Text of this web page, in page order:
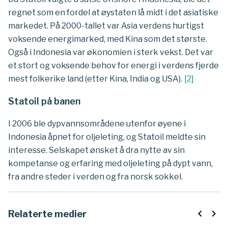
regnet som en fordel at øystaten lå midt i det asiatiske
markedet. På 2000-tallet var Asia verdens hurtigst
voksende energimarked, med Kina som det største.
Også i Indonesia var økonomien i sterk vekst. Det var
et stort og voksende behov for energi i verdens fjerde
mest folkerike land (etter Kina, India og USA). [2]
Statoil på banen
I 2006 ble dypvannsområdene utenfor øyene i
Indonesia åpnet for oljeleting, og Statoil meldte sin
interesse. Selskapet ønsket å dra nytte av sin
kompetanse og erfaring med oljeleting på dypt vann,
fra andre steder i verden og fra norsk sokkel.
Relaterte medier navigate_before navigate_next